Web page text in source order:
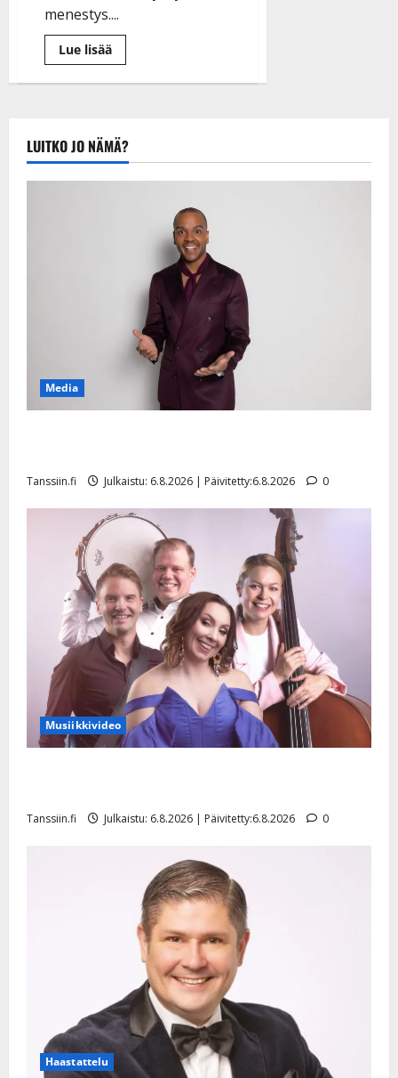
menestys....
Lue lisääLue
lisää
Dannyn
puolet
konserteista
loppuunmyyty
LUITKO JO NÄMÄ?
Media
Tanssiin.fi Julkaistu: 6.8.2026 | Päivitetty:6.8.2026 0
Musiikkivideo
Tanssiin.fi Julkaistu: 6.8.2026 | Päivitetty:6.8.2026 0
Haastattelu